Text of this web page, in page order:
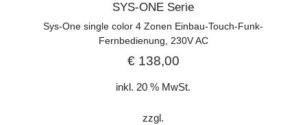
SYS-ONE Serie
Sys-One single color 4 Zonen Einbau-Touch-Funk-
Fernbedienung, 230V AC
€138,00
inkl. 20 % MwSt.
zzgl.